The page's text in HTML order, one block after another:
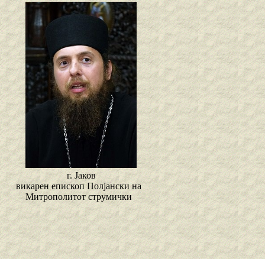
г. Јаков
викарен епископ Полјански на
Митрополитот струмички